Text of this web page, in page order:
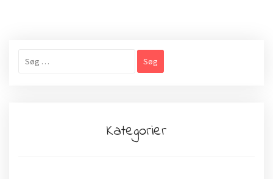
efter:
Kategorier